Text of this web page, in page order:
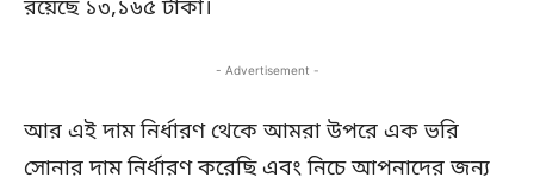
রয়েছে ১৩,১৬৫ টাকা।
- Advertisement -
আর এই দাম নির্ধারণ থেকে আমরা উপরে এক ভরি
সোনার দাম নির্ধারণ করেছি এবং নিচে আপনাদের জন্য